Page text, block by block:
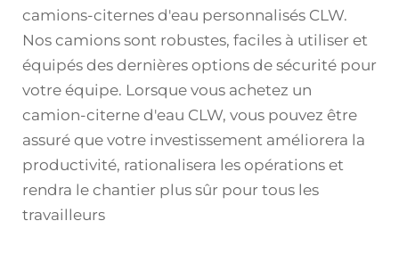
camions-citernes d'eau personnalisés CLW.
Nos camions sont robustes, faciles à utiliser et
équipés des dernières options de sécurité pour
votre équipe. Lorsque vous achetez un
camion-citerne d'eau CLW, vous pouvez être
assuré que votre investissement améliorera la
productivité, rationalisera les opérations et
rendra le chantier plus sûr pour tous les
travailleurs